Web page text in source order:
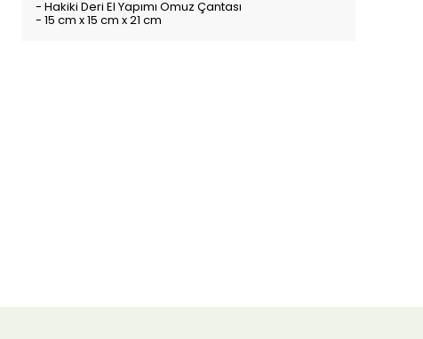
- Hakiki Deri El Yapımı Omuz Çantası
- 15 cm x 15 cm x 21 cm